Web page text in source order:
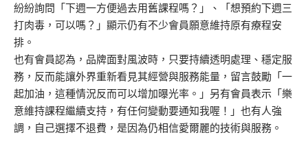
紛紛詢問「下週一方便過去用舊課程嗎？」、「想預約下週三
打肉毒，可以嗎？」顯示仍有不少會員願意維持原有療程安
排。
也有會員認為，品牌面對風波時，只要持續透明處理、穩定服
務，反而能讓外界重新看見其經營與服務能量，留言鼓勵「一
起加油，這種情況反而可以增加曝光率。」另有會員表示「樂
意維持課程繼續支持，有任何變動要通知我喔！」也有人強
調，自己選擇不退費，是因為仍相信愛爾麗的技術與服務。